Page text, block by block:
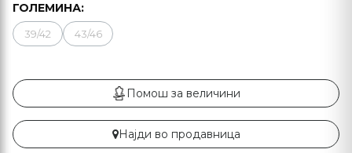
ГОЛЕМИНА:
39/42 43/46
Помош за величини
Најди во продавница